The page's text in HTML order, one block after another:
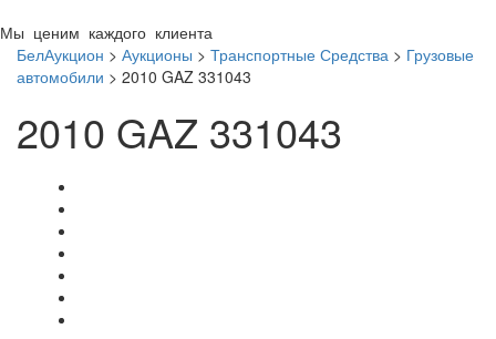
Мы ценим каждого клиента
БелАукцион > Аукционы > Транспортные Средства > Грузовые
автомобили > 2010 GAZ 331043
2010 GAZ 331043